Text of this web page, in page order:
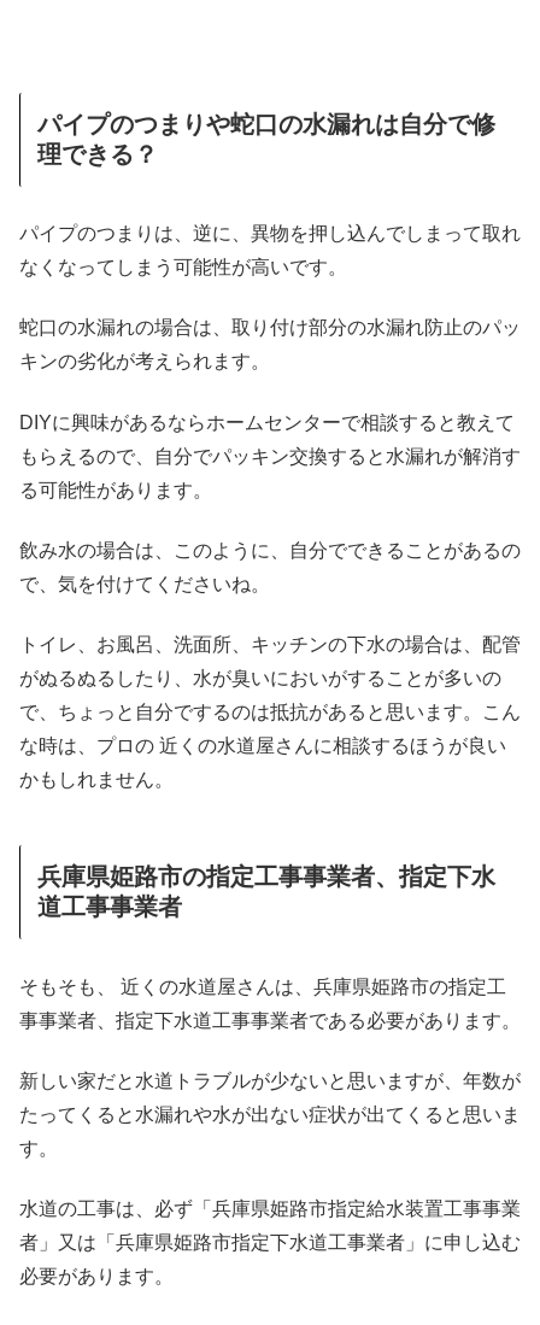
パイプのつまりや蛇口の水漏れは自分で修
理できる？
パイプのつまりは、逆に、異物を押し込んでしまって取れ
なくなってしまう可能性が高いです。
蛇口の水漏れの場合は、取り付け部分の水漏れ防止のパッ
キンの劣化が考えられます。
DIYに興味があるならホームセンターで相談すると教えて
もらえるので、自分でパッキン交換すると水漏れが解消す
る可能性があります。
飲み水の場合は、このように、自分でできることがあるの
で、気を付けてくださいね。
トイレ、お風呂、洗面所、キッチンの下水の場合は、配管
がぬるぬるしたり、水が臭いにおいがすることが多いの
で、ちょっと自分でするのは抵抗があると思います。こん
な時は、プロの 近くの水道屋さんに相談するほうが良い
かもしれません。
兵庫県姫路市の指定工事事業者、指定下水
道工事事業者
そもそも、 近くの水道屋さんは、兵庫県姫路市の指定工
事事業者、指定下水道工事事業者である必要があります。
新しい家だと水道トラブルが少ないと思いますが、年数が
たってくると水漏れや水が出ない症状が出てくると思いま
す。
水道の工事は、必ず「兵庫県姫路市指定給水装置工事事業
者」又は「兵庫県姫路市指定下水道工事業者」に申し込む
必要があります。